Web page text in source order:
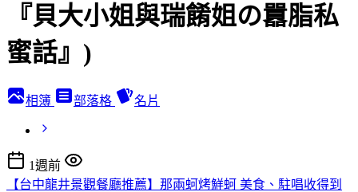
『貝大小姐與瑞餚姐の囂脂私
蜜話』)
相簿 部落格 名片
1週前
【台中龍井景觀餐廳推薦】那兩蚵烤鮮蚵 美食、駐唱收得到